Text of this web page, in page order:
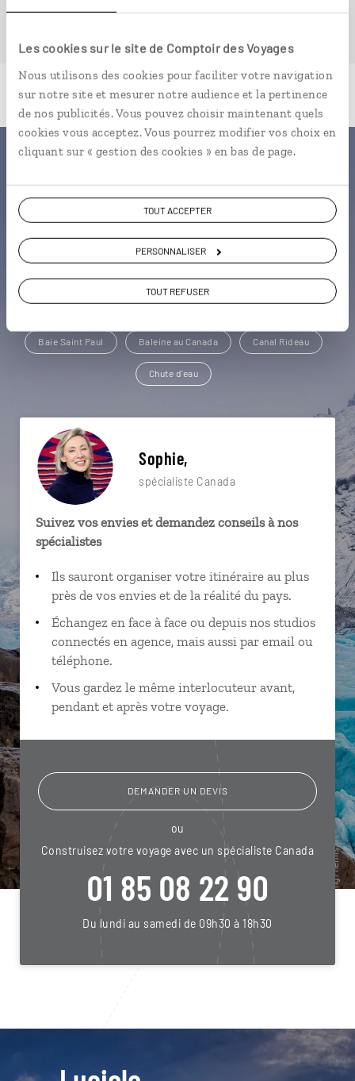
Les cookies sur le site de Comptoir des Voyages
Nous utilisons des cookies pour faciliter votre navigation
sur notre site et mesurer notre audience et la pertinence
de nos publicités. Vous pouvez choisir maintenant quels
cookies vous acceptez. Vous pourrez modifier vos choix en
cliquant sur « gestion des cookies » en bas de page.
TOUT ACCEPTER
PERSONNALISER
TOUT REFUSER
Une envie de voyage
particulière ?
Alberta Colombie Britannique Jasper
Baie Saint Paul Baleine au Canada Canal Rideau
Chute d'eau
Sophie,
spécialiste Canada
Suivez vos envies et demandez conseils à nos
spécialistes
Ils sauront organiser votre itinéraire au plus
près de vos envies et de la réalité du pays.
Échangez en face à face ou depuis nos studios
connectés en agence, mais aussi par email ou
téléphone.
Vous gardez le même interlocuteur avant,
pendant et après votre voyage.
DEMANDER UN DEVIS
ou
Construisez votre voyage avec un spécialiste Canada
01 85 08 22 90
Du lundi au samedi de 09h30 à 18h30